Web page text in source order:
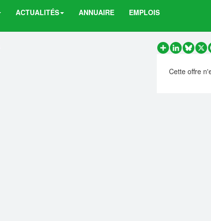
ACTUALITÉS ANNUAIRE EMPLOIS
PartagerLinkedInX
Cette offre